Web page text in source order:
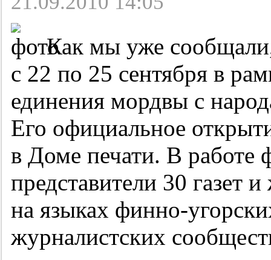
Как мы уже
с 22 по 25 сентября в
единения мордвы с
Его официальное
в Доме печати. В работе
представители 30 газет
на языках финно-
журналистских